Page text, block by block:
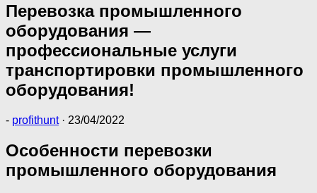
Перевозка промышленного
оборудования —
профессиональные услуги
транспортировки промышленного
оборудования!
- profithunt · 23/04/2022
Особенности перевозки
промышленного оборудования